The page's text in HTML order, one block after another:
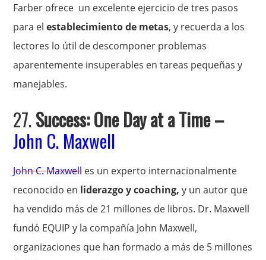
Farber ofrece un excelente ejercicio de tres pasos
para elestablecimiento de metas, y recuerda a los
lectores lo útil de descomponer problemas
aparentemente insuperables en tareas pequeñas y
manejables.
27.Success: One Day at a Time–
John C. Maxwell
John C. Maxwelles un experto internacionalmente
reconocido en liderazgo y coaching, y un autor que
ha vendido más de 21 millones de libros. Dr. Maxwell
fundó EQUIP y la compañía John Maxwell,
organizaciones que han formado a más de 5 millones